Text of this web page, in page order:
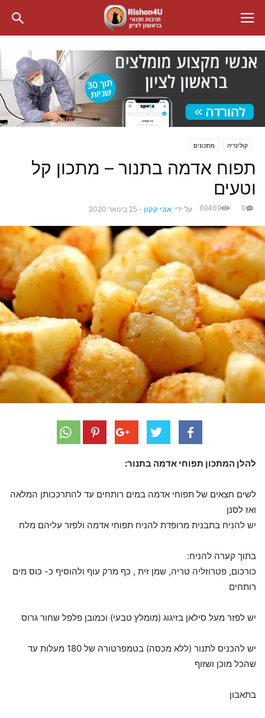
קולינריה מתכונים
תפוח אדמה בתנור – מתכון קל
וטעים
על ידי אבי קקון - 25 בינואר 2020 0
69409
להלן המתכון תפוחי אדמה בתנור:
לשים חצאים של תפוחי אדמה במים רותחים עד להתרככותן המלאה
ואז לסנן
יש להניח בתבנית מרופדת להניח תפוחי אדמה ולפזר עליהם מלח
בתוך קערה להניח:
כורכום, פטרוזליה טריה, שמן זית , כף מרק עוף ולהוסיף כ- כוס מים
רותחים
יש לפזר מעל סילאן בזיגוג (מומלץ טבעי) וכמובן פלפל שחור גרוס
יש להכניס לתנור (ללא מכסה) בטמפרטורה של 180 מעלות עד
שהכל מוכן ושזוף
בתאבון